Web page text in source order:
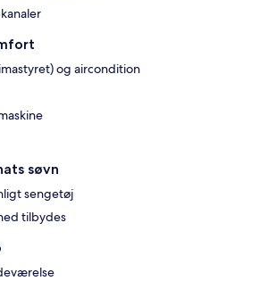
og aircondition
søvn
sengetøj
tilbydes